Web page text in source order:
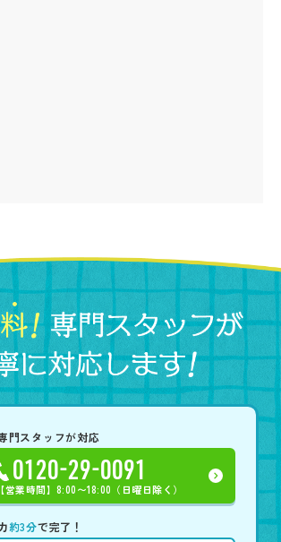
門スタッフが対応
0120-29-0091
【営業時間】8:00〜18:00（日曜日除く）
約3分で完了！